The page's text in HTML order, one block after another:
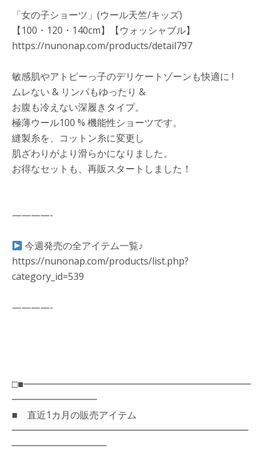
「女の子ショーツ」(ウール天竺/キッズ)
【100・120・140cm】【ウォッシャブル】
https://nunonap.com/products/detail797
敏感肌やアトピーっ子のデリケートゾーンも快適に !
ムレない & リンパもゆったり &
お腹も冷えない深履きタイプ。
極薄ウール100 % 機能性ショーツです。
縫製糸を、コットン糸に変更し
肌ざわりがより滑らかになりました。
お得なセットも、再販スタートしました！
————-
今週発売の全アイテム一覧♪
https://nunonap.com/products/list.php?
category_id=539
————-
□■━━━━━━━━━━━━━━━━━━━━━━━━
━━━━━━━━━
■ 直近1カ月の販売アイテム
━━━━━━━━━━━━━━━━━━━━━━━━━
━━━━━━━━━━